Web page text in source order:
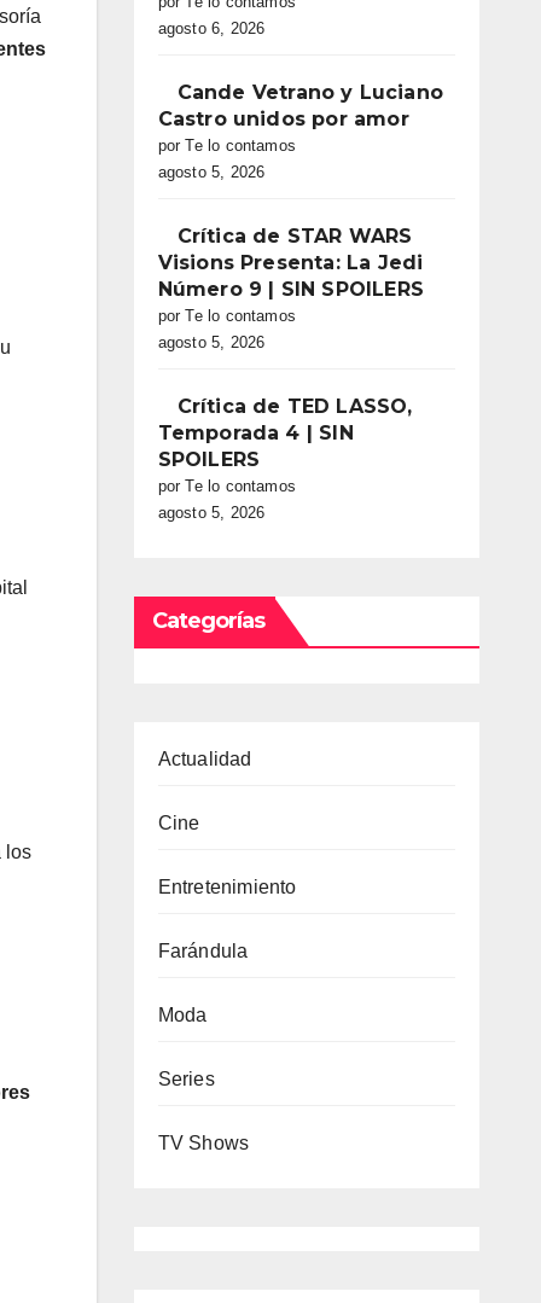
los
agosto 6, 2026
Cande Vetrano y Luciano
Castro unidos por amor
por Te lo contamos
agosto 5, 2026
Crítica de STAR WARS
Visions Presenta: La Jedi
Número 9 | SIN SPOILERS
por Te lo contamos
agosto 5, 2026
Crítica de TED LASSO,
Temporada 4 | SIN
SPOILERS
por Te lo contamos
agosto 5, 2026
Categorías
Actualidad
Cine
Entretenimiento
Farándula
Moda
Series
TV Shows